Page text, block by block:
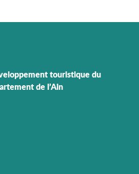
touristique du
de l’Ain